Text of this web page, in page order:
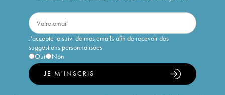
J'accepte le suivi de mes emails afin de recevoir des
suggestions personnalisées
Oui
Non
JE M'INSCRIS